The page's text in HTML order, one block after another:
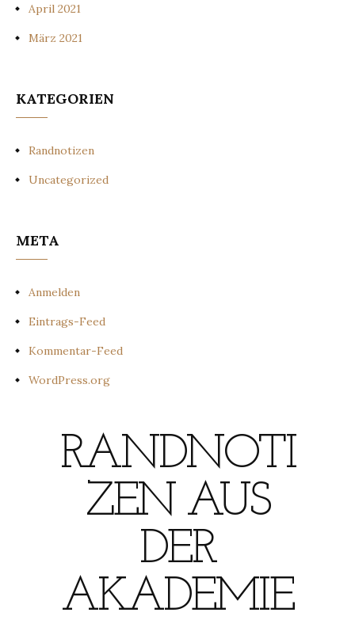
April 2021
März 2021
KATEGORIEN
Randnotizen
Uncategorized
META
Anmelden
Eintrags-Feed
Kommentar-Feed
WordPress.org
RANDNOTI
ZEN AUS
DER
AKADEMIE